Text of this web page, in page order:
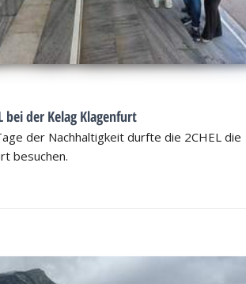
bei der Kelag Klagenfurt
der Nachhaltigkeit durfte die 2CHEL die
besuchen.